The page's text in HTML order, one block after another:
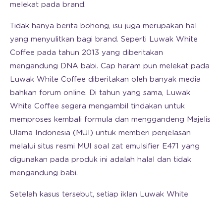
melekat pada brand.
Tidak hanya berita bohong, isu juga merupakan hal
yang menyulitkan bagi brand. Seperti Luwak White
Coffee pada tahun 2013 yang diberitakan
mengandung DNA babi. Cap haram pun melekat pada
Luwak White Coffee diberitakan oleh banyak media
bahkan forum online. Di tahun yang sama, Luwak
White Coffee segera mengambil tindakan untuk
memproses kembali formula dan menggandeng Majelis
Ulama Indonesia (MUI) untuk memberi penjelasan
melalui situs resmi MUI soal zat emulsifier E471 yang
digunakan pada produk ini adalah halal dan tidak
mengandung babi.
Setelah kasus tersebut, setiap iklan Luwak White